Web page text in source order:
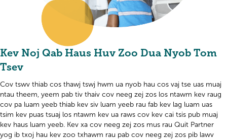
Kev Noj Qab Haus Huv Zoo Dua Nyob Tom
Tsev
Cov tswv thiab cos thawj tswj hwm ua nyob hau cos vaj tse uas muaj
ntau theem, yeem pab tiv thaiv cov neeg zej zos los ntawm kev raug
cov pa luam yeeb thiab kev siv luam yeeb rau fab kev lag luam uas
tsim kev puas tsuaj los ntawm kev ua raws cov kev cai tsis pub muaj
kev haus luam yeeb. Kev xa cov neeg zej zos mus rau Quit Partner
yog ib txoj hau kev zoo txhawm rau pab cov neeg zej zos pib lawv